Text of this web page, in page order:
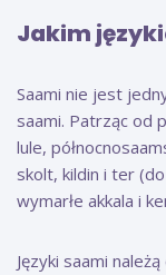
Jakim
Saami nie jest
saami. Patrząc od
lule,
skolt, kildin i ter
wymarłe akkala i
Języki saami